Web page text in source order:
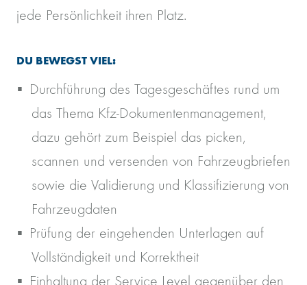
jede Persönlichkeit ihren Platz.
DU BEWEGST VIEL:
Durchführung des Tagesgeschäftes rund um
das Thema Kfz-Dokumentenmanagement,
dazu gehört zum Beispiel das picken,
scannen und versenden von Fahrzeugbriefen
sowie die Validierung und Klassifizierung von
Fahrzeugdaten
Prüfung der eingehenden Unterlagen auf
Vollständigkeit und Korrektheit
Einhaltung der Service Level gegenüber den